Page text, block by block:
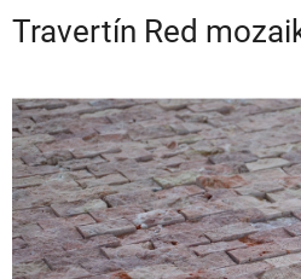
Travertín Red